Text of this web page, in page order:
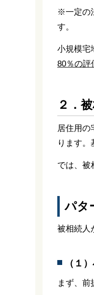
※一定の
す。
小規模宅
80％の評
２．
居住用の
ります。
では、被
パタ
被相続人
（１
まず、前